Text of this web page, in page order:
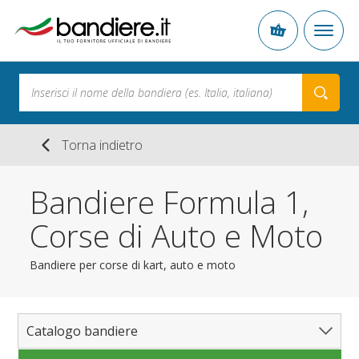
Torna indietro
Bandiere Formula 1,
Corse di Auto e Moto
Bandiere per corse di kart, auto e moto
Catalogo bandiere